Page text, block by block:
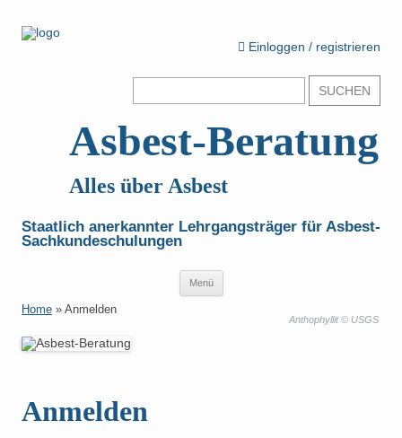
Einloggen / registrieren
Suchen
Asbest-Beratung
Alles über Asbest
Staatlich anerkannter Lehrgangsträger für Asbest-
Sachkundeschulungen
Menü
Home » Anmelden
Anthophyllit © USGS
Anmelden